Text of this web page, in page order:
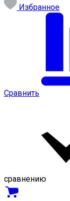
Избранное
Сравнить
сравнению